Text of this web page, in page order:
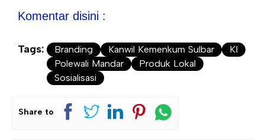
Komentar disini :
Tags: Branding Kanwil Kemenkum Sulbar
KI
Polewali Mandar
Produk Lokal
Sosialisasi
Share to